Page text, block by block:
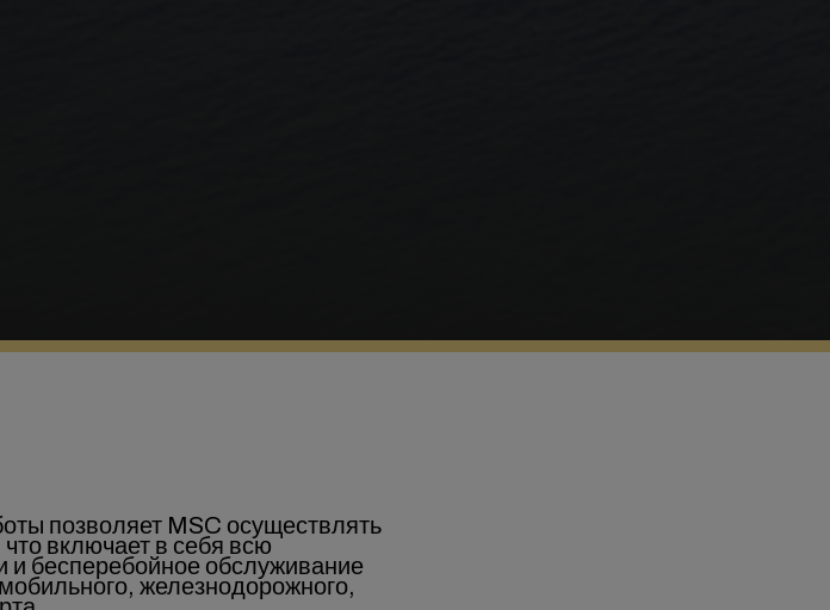
позволяет MSC осуществлять
включает в себя всю
и бесперебойное обслуживание
железнодорожного,